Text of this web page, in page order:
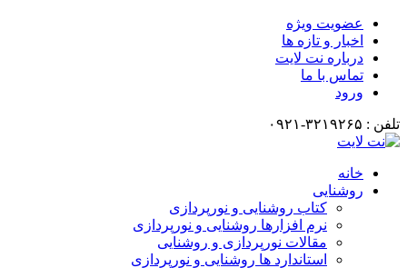
عضویت ویژه
اخبار و تازه ها
درباره نت لایت
تماس با ما
ورود
تلفن : ۳۲۱۹۲۶۵-۰۹۲۱
خانه
روشنایی
کتاب روشنایی و نورپردازی
نرم افزارها روشنایی و نورپردازی
مقالات نورپردازی و روشنایی
استاندارد ها روشنایی و نورپردازی